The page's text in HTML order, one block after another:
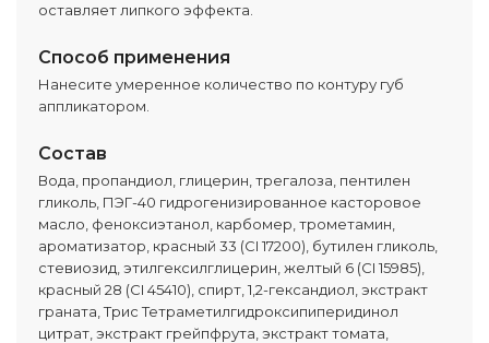
оставляет липкого эффекта.
Способ применения
Нанесите умеренное количество по контуру губ
аппликатором.
Состав
Вода, пропандиол, глицерин, трегалоза, пентилен
гликоль, ПЭГ-40 гидрогенизированное касторовое
масло, феноксиэтанол, карбомер, трометамин,
ароматизатор, красный 33 (CI 17200), бутилен гликоль,
стевиозид, этилгексилглицерин, желтый 6 (CI 15985),
красный 28 (CI 45410), спирт, 1,2-гександиол, экстракт
граната, Трис Тетраметилгидроксипиперидинол
цитрат, экстракт грейпфрута, экстракт томата,